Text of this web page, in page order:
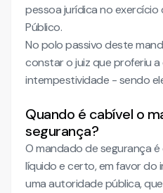
pessoa jurídica no
Público.
No polo passivo deste
constar o juiz que proferiu
intempestividade - sendo
Quando é cabível o
segurança?
O mandado de segurança
líquido e certo, em favor do
uma autoridade pública,